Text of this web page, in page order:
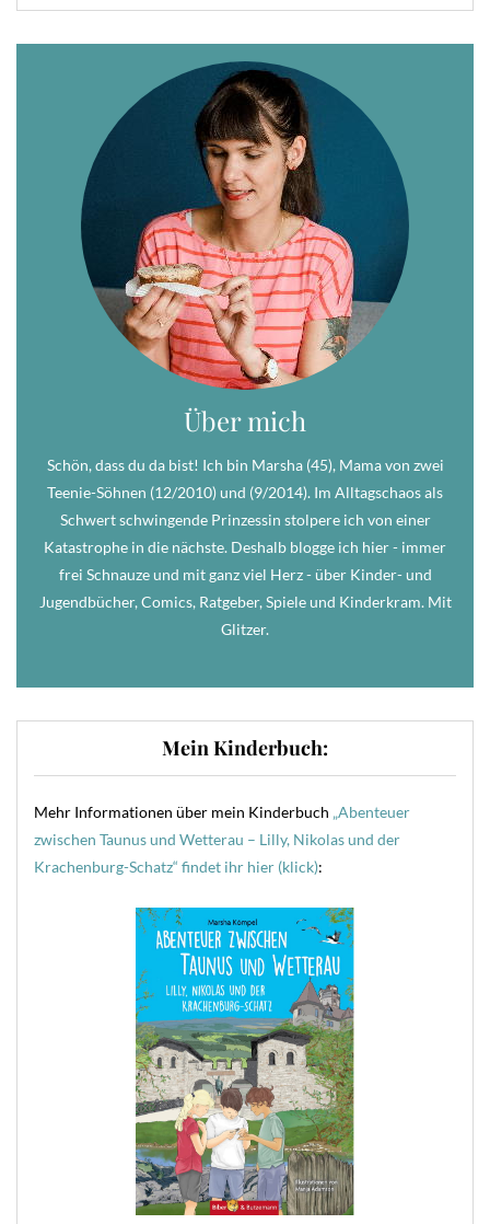
Über mich
Schön, dass du da bist! Ich bin Marsha (45), Mama von zwei
Teenie-Söhnen (12/2010) und (9/2014). Im Alltagschaos als
Schwert schwingende Prinzessin stolpere ich von einer
Katastrophe in die nächste. Deshalb blogge ich hier - immer
frei Schnauze und mit ganz viel Herz - über Kinder- und
Jugendbücher, Comics, Ratgeber, Spiele und Kinderkram. Mit
Glitzer.
Mein Kinderbuch:
Mehr Informationen über mein Kinderbuch „Abenteuer
zwischen Taunus und Wetterau – Lilly, Nikolas und der
Krachenburg-Schatz“ findet ihr hier (klick):